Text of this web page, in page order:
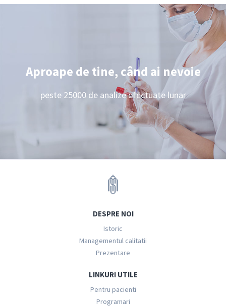
Aproape de tine, când ai nevoie
peste 25000 de analize efectuate lunar
DESPRE NOI
Istoric
Managementul calitatii
Prezentare
LINKURI UTILE
Pentru pacienti
Programari